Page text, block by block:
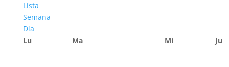
Lista
Semana
Día
Lu
Ma Mi Ju